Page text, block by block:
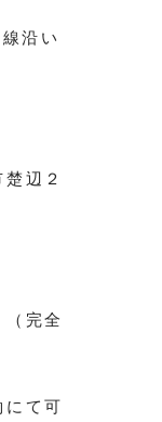
線沿い
辺２
完全
にて可